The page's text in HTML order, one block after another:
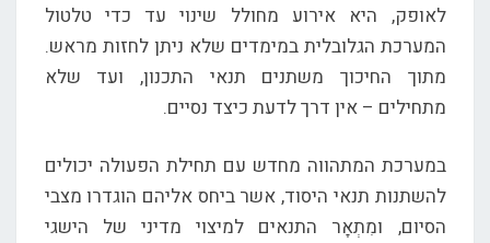
לאופק, היא אירוע מחולל שינוי עד כדי טלטול
המערכת הגלובלית במימדים שלא ניתן לחזות מראש.
מתוך החיכוך משתנים תנאי התכנון, ועד שלא
מתחילים – אין דרך לדעת כיצד נסיים.
במערכת המתהווה מחדש עם תחילת הפעולה יכולים
להשתנות תנאי היסוד, אשר ביחס אליהם הוגדרו מצבי
הסיום, ומִתְאָר התנאים למיצוי מדיני של הישגי